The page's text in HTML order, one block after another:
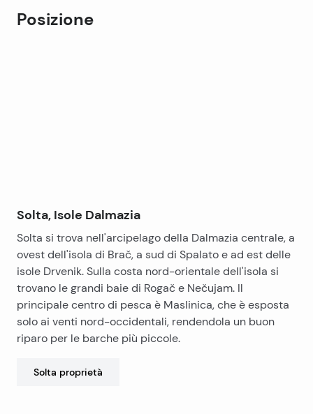
completamente demolito e ricostruito di nuovo nel
Posizione
Solta, Isole Dalmazia
Solta si trova nell'arcipelago della Dalmazia centrale, a
ovest dell'isola di Brač, a sud di Spalato e ad est delle
isole Drvenik. Sulla costa nord-orientale dell'isola si
trovano le grandi baie di Rogač e Nečujam. Il
principale centro di pesca è Maslinica, che è esposta
solo ai venti nord-occidentali, rendendola un buon
riparo per le barche più piccole.
Solta proprietà